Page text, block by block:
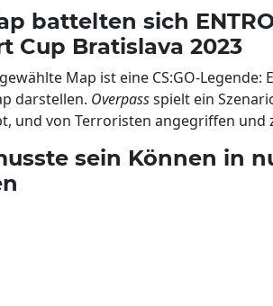
battelten sich
Cup Bratislava 2023
Map ist eine CS:GO-
darstellen. Overpassspielt ein
und von Terroristen angegriffen und
sein Können in